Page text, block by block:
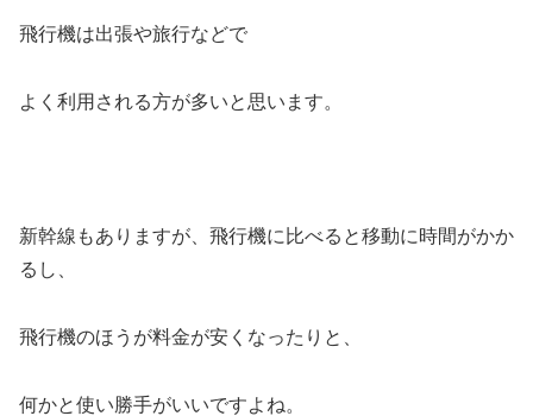
飛行機は出張や旅行などで
よく利用される方が多いと思います。
新幹線もありますが、飛行機に比べると移動に時間がかか
るし、
飛行機のほうが料金が安くなったりと、
何かと使い勝手がいいですよね。